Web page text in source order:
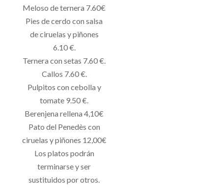
Meloso de ternera 7.60€
Pies de cerdo con salsa
de ciruelas y piñones
6.10 €.
Ternera con setas 7.60 €.
Callos 7.60 €.
Pulpitos con cebolla y
tomate 9.50 €.
Berenjena rellena 4,10€
Pato del Penedès con
ciruelas y piñones 12,00€
Los platos podrán
terminarse y ser
sustituidos por otros.